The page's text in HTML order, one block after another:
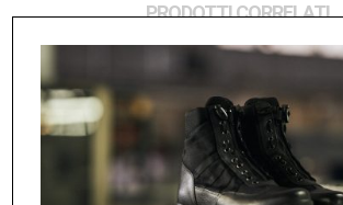
PRODOTTI CORRELATI
MOCASSINO M 46248